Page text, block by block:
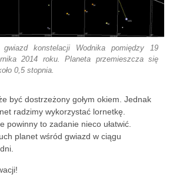
konstelacji Wodnika pomiędzy 19
2014 roku. Planeta przemieszcza się
0,5 stopnia.
być dostrzeżony gołym okiem. Jednak
radzimy wykorzystać lornetkę.
powinny to zadanie nieco ułatwić.
planet wśród gwiazd w ciągu